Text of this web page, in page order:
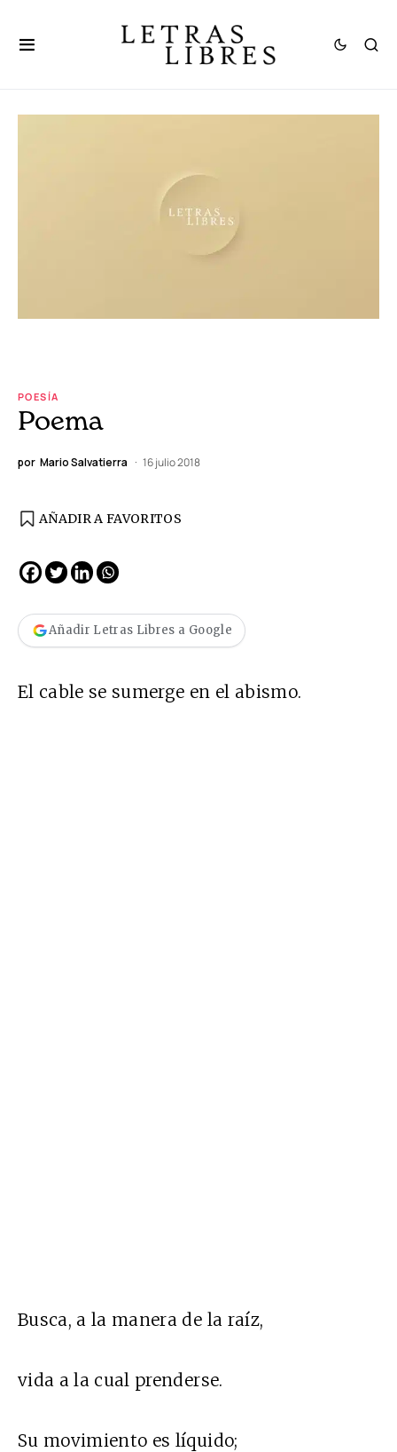
POESÍA
Poema
por Mario Salvatierra 16 julio 2018
AÑADIR A FAVORITOS
Añadir Letras Libres a Google
El cable se sumerge en el abismo.
Busca, a la manera de la raíz,
vida a la cual prenderse.
Su movimiento es líquido;